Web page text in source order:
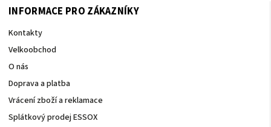
INFORMACE PRO ZÁKAZNÍKY
Kontakty
Velkoobchod
O nás
Doprava a platba
Vrácení zboží a reklamace
Splátkový prodej ESSOX